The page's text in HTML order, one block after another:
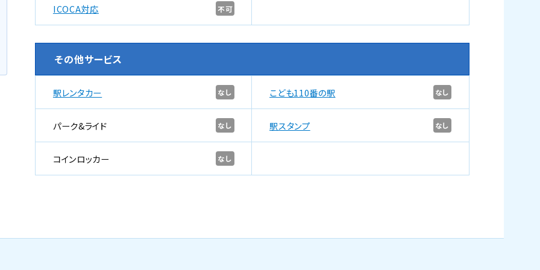
ICOCA対応 不可
その他サービス
駅レンタカー なし こども110番の駅 なし
パーク&ライド なし 駅スタンプ なし
コインロッカー なし